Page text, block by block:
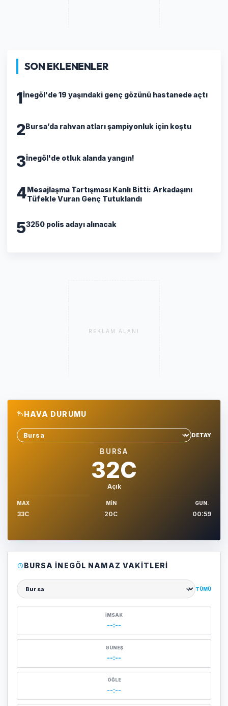
SON EKLENENLER
1İnegöl'de 19 yaşındaki genç gözünü hastanede açtı
2Bursa’da rahvan atları şampiyonluk için koştu
3İnegöl'de otluk alanda yangın!
4​Mesajlaşma Tartışması Kanlı Bitti: Arkadaşını
Tüfekle Vuran Genç Tutuklandı
53250 polis adayı alınacak
REKLAM ALANI
HAVA DURUMU
Sehir sec
DETAY
BURSA
32C
Açık
MAX
33C
MIN
20C
GUN.
00:59
BURSA İNEGÖL NAMAZ VAKITLERI
Şehir seçin
TÜMÜ
İMSAK
--:--
GÜNEŞ
--:--
ÖĞLE
--:--